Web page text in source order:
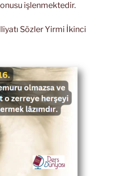
işlenmektedir.
Sözler Yirmi İkinci